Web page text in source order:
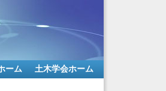
ーム 土木学会ホーム